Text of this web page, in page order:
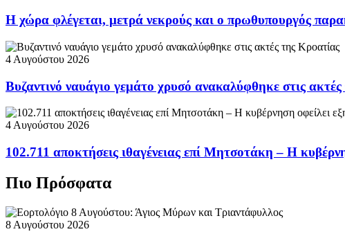
Η χώρα φλέγεται, μετρά νεκρούς και ο πρωθυπουργός
4 Αυγούστου 2026
Βυζαντινό ναυάγιο γεμάτο χρυσό ανακαλύφθηκε στις
4 Αυγούστου 2026
102.711 αποκτήσεις ιθαγένειας επί Μητσοτάκη – Η
Πιο Πρόσφατα
8 Αυγούστου 2026